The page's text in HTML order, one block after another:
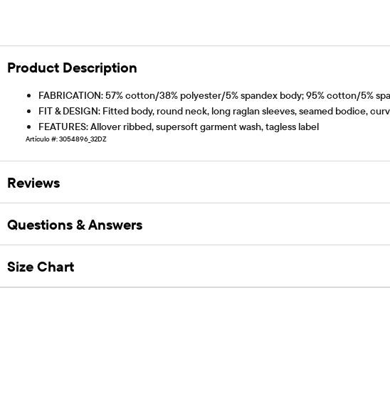
Product Description
FABRICATION: 57% cotton/38% polyester/5% spandex body; 95% cotton/5%
FIT & DESIGN: Fitted body, round neck, long raglan sleeves, seamed bodice,
FEATURES: Allover ribbed, supersoft garment wash, tagless label
Artículo #: 3054896_32DZ
Reviews
Questions & Answers
Size Chart